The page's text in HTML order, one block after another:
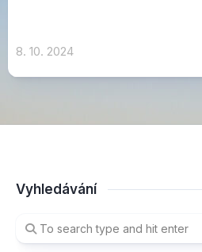
8. 10. 2024
Vyhledávání